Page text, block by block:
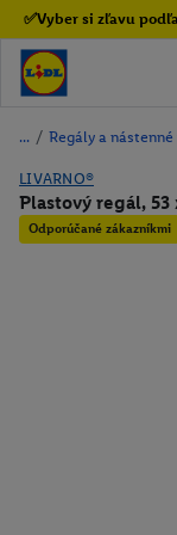
✅Vyber si zľavu
/ Regály a
LIVARNO®
Plastový regál, 53
Odporúčané zákazníkmi